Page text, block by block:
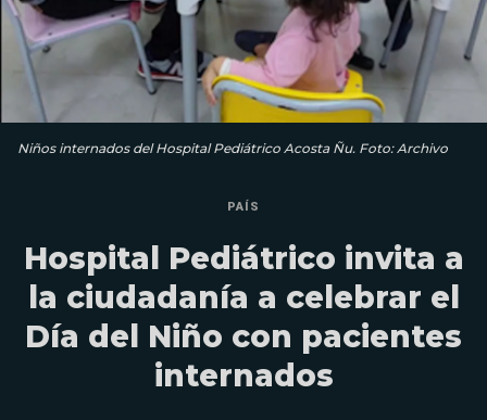
Niños internados del Hospital Pediátrico Acosta Ñu. Foto: Archivo
PAÍS
Hospital Pediátrico invita a
la ciudadanía a celebrar el
Día del Niño con pacientes
internados